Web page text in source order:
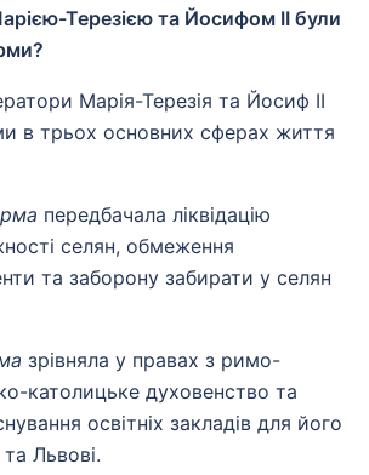
Терезією та Йосифом ІІ були
Марія-Терезія та Йосиф ІІ
в трьох основних сферах життя
передбачала ліквідацію
селян, обмеження
та заборону забирати у селян
зрівняла у правах з римо-
католицьке духовенство та
освітніх закладів для його
Львові.